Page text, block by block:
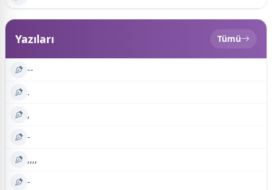
Yazıları Tümü
--
.
,
-
,,,,
-